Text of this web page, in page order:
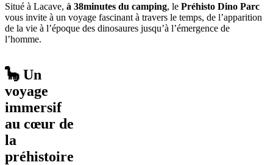
Situé à Lacave, à 38minutes du camping, le Préhisto Dino Parc
vous invite à un voyage fascinant à travers le temps, de l’apparition
de la vie à l’époque des dinosaures jusqu’à l’émergence de
l’homme.
🦕 Un
voyage
immersif
au cœur de
la
préhistoire